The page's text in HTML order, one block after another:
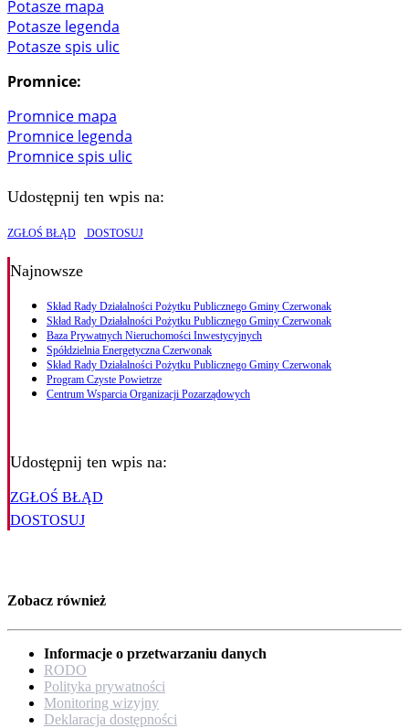
Potasze mapa
Potasze legenda
Potasze spis ulic
Promnice:
Promnice mapa
Promnice legenda
Promnice spis ulic
Udostępnij ten wpis na:
ZGŁOŚ BŁĄD DOSTOSUJ
Najnowsze
Skład Rady Działalności Pożytku Publicznego Gminy Czerwonak
Skład Rady Działalności Pożytku Publicznego Gminy Czerwonak
Baza Prywatnych Nieruchomości Inwestycyjnych
Spółdzielnia Energetyczna Czerwonak
Skład Rady Działalności Pożytku Publicznego Gminy Czerwonak
Program Czyste Powietrze
Centrum Wsparcia Organizacji Pozarządowych
Udostępnij ten wpis na:
ZGŁOŚ BŁĄD
DOSTOSUJ
Zobacz również
Informacje o przetwarzaniu danych
RODO
Polityka prywatności
Monitoring wizyjny
Deklaracja dostępności